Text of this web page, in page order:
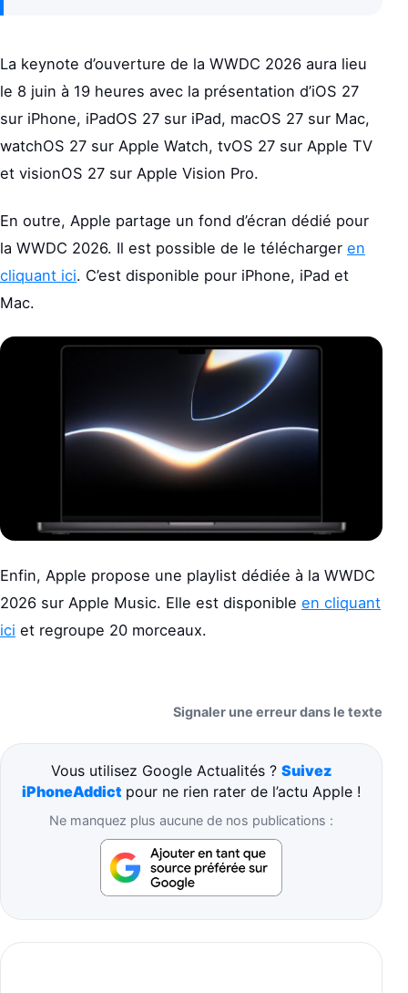
La keynote d’ouverture de la WWDC 2026 aura lieu
le 8 juin à 19 heures avec la présentation d’iOS 27
sur iPhone, iPadOS 27 sur iPad, macOS 27 sur Mac,
watchOS 27 sur Apple Watch, tvOS 27 sur Apple TV
et visionOS 27 sur Apple Vision Pro.
En outre, Apple partage un fond d’écran dédié pour
la WWDC 2026. Il est possible de le télécharger en
cliquant ici. C’est disponible pour iPhone, iPad et
Mac.
Enfin, Apple propose une playlist dédiée à la WWDC
2026 sur Apple Music. Elle est disponible en cliquant
ici et regroupe 20 morceaux.
Signaler une erreur dans le texte
Vous utilisez Google Actualités ? Suivez
iPhoneAddict pour ne rien rater de l’actu Apple !
Ne manquez plus aucune de nos publications :